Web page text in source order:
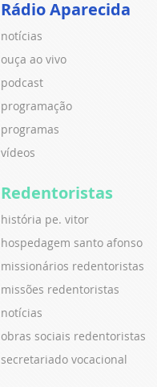
Rádio Aparecida
notícias
ouça ao vivo
podcast
programação
programas
vídeos
Redentoristas
história pe. vitor
hospedagem santo afonso
missionários redentoristas
missões redentoristas
notícias
obras sociais redentoristas
secretariado vocacional